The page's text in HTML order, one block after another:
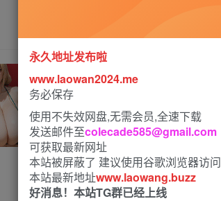
永久地址发布啦
www.laowan2024.me
务必保存
使用不失效网盘,无需会员,全速下载
发送邮件至colecade585@gmail.com
可获取最新网址
本站被屏蔽了 建议使用谷歌浏览器访问
本站最新地址www.laowang.buzz
好消息！本站TG群已经上线